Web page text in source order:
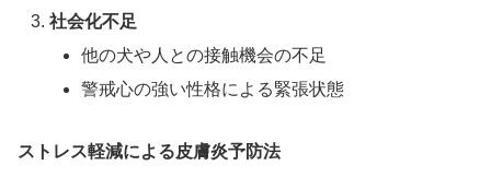
社会化不足
他の犬や人との接触機会の不足
警戒心の強い性格による緊張状態
ストレス軽減による皮膚炎予防法